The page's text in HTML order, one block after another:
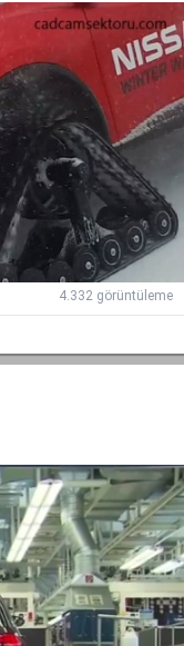
4.332 görüntüleme